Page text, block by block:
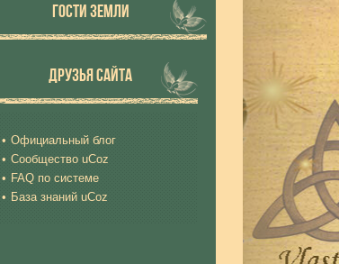
ГОСТИ ЗЕМЛИ
ДРУЗЬЯ САЙТА
Официальный блог
Сообщество uCoz
FAQ по системе
База знаний uCoz